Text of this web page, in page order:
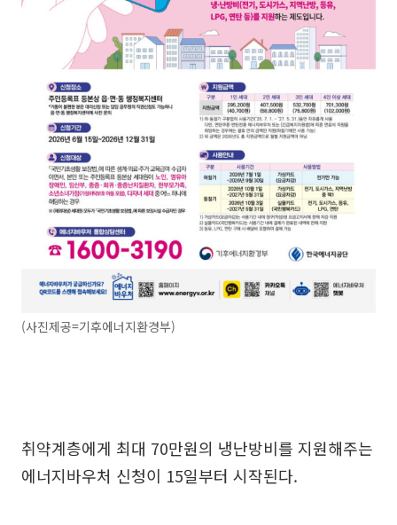
(사진제공=기후에너지환경부)
취약계층에게 최대 70만원의 냉난방비를 지원해주는
에너지바우처 신청이 15일부터 시작된다.